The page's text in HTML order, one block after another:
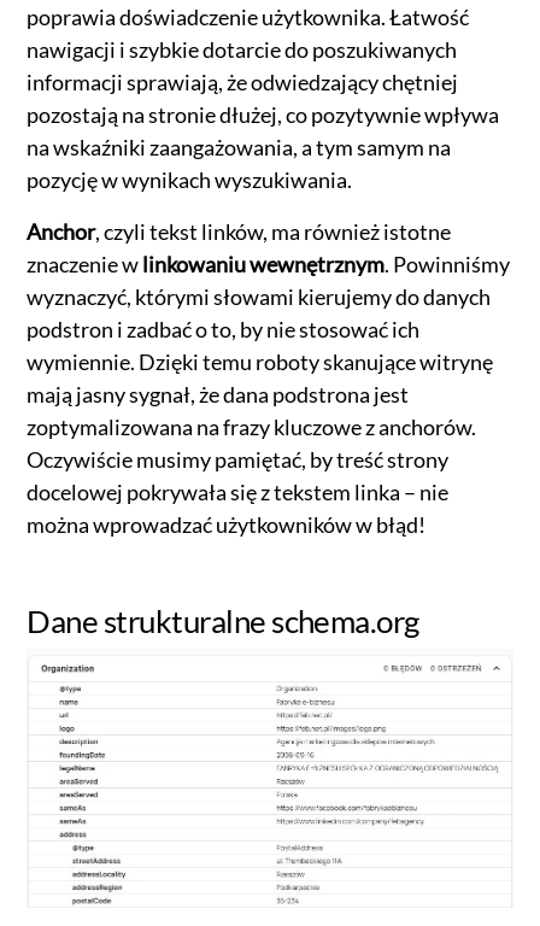
poprawia doświadczenie użytkownika. Łatwość
nawigacji i szybkie dotarcie do poszukiwanych
informacji sprawiają, że odwiedzający chętniej
pozostają na stronie dłużej, co pozytywnie wpływa
na wskaźniki zaangażowania, a tym samym na
pozycję w wynikach wyszukiwania.
Anchor, czyli tekst linków, ma również istotne
znaczenie wlinkowaniu wewnętrznym. Powinniśmy
wyznaczyć, którymi słowami kierujemy do danych
podstron i zadbać o to, by nie stosować ich
wymiennie. Dzięki temu roboty skanujące witrynę
mają jasny sygnał, że dana podstrona jest
zoptymalizowana na frazy kluczowe z anchorów.
Oczywiście musimy pamiętać, by treść strony
docelowej pokrywała się z tekstem linka – nie
można wprowadzać użytkowników w błąd!
Dane strukturalne schema.org